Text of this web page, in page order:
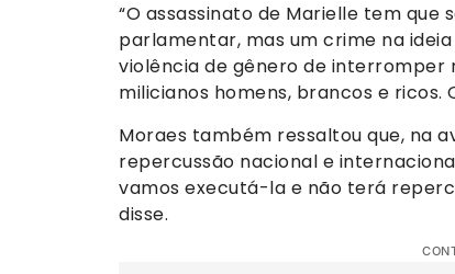
“O assassinato de Marielle tem
parlamentar, mas um crime na
violência de gênero de interromper
milicianos homens, brancos e ricos.
Moraes também ressaltou que, na
repercussão nacional e
vamos executá-la e não terá
disse.